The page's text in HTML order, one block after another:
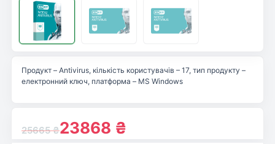
25665₴23868 ₴
Продукт – Antivirus, кількість користувачів – 17, тип продукту –
електронний ключ, платформа – MS Windows